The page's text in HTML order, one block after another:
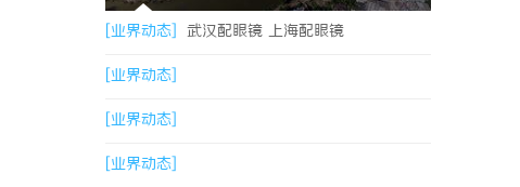
[业界动态] 武汉配眼镜 上海配眼镜
[业界动态]
[业界动态]
[业界动态]